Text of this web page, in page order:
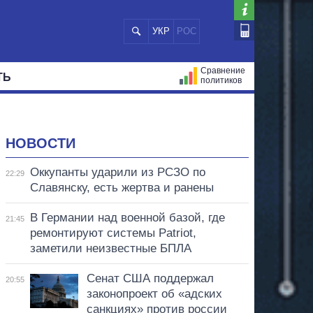
УКР РОС
Сравнение
политиков
НОВОСТИ
22:29
Оккупанты ударили из РСЗО по
Славянску, есть жертва и ранены
21:45
В Германии над военной базой, где
ремонтируют системы Patriot,
заметили неизвестные БПЛА
20:55
Сенат США поддержал
законопроект об «адских
санкциях» против россии